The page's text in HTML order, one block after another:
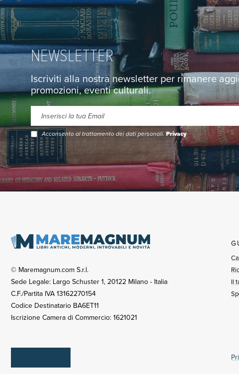
NEWSLETTER
Iscriviti alla nostra newsletter per rimanere
promozioni, eventi culturali.
Acconsento al trattamento dei dati personali.Privacy
© Maremagnum.com S.r.l.
Sede Legale: Largo Schuster 1, 20122 Milano - Italia
C.F./Partita IVA 13162270154
Codice Destinatario BA6ET11
Iscrizione Camera di Commercio: 1621021
Il